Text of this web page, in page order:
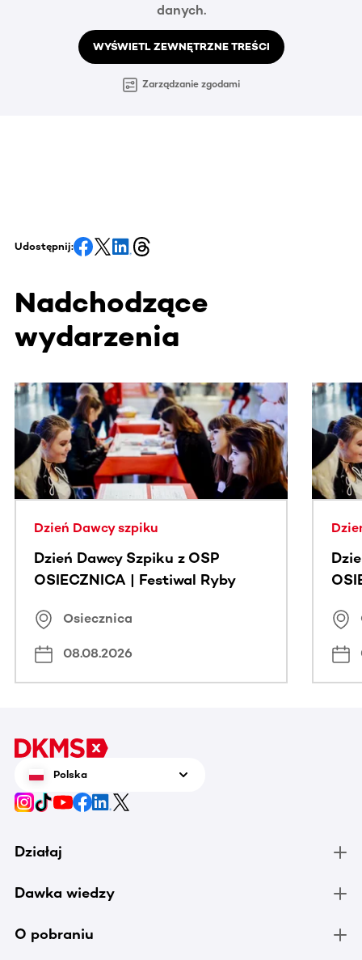
danych.
WYŚWIETL ZEWNĘTRZNE TREŚCI
Zarządzanie zgodami
Udostępnij:
Nadchodzące
wydarzenia
Ta sekcja zawiera treści przewijane w poziomie. Użyj
Dzień Dawcy szpiku
Dzień Dawcy Szpiku z OSP
OSIECZNICA | Festiwal Ryby
Osiecznica
08.08.2026
Polska
Działaj
Dawka wiedzy
O pobraniu